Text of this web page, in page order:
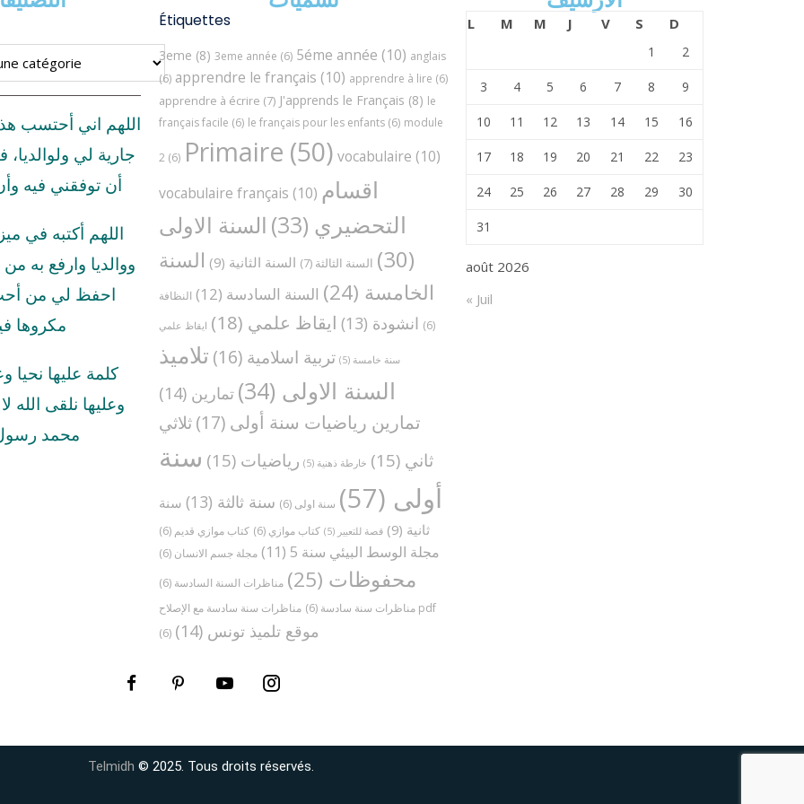
اللهم اني أحتسب
جارية لي
أن توفقني فيه
اللهم أكتبه في
ووالديا وارفع به من
احفظ لي من
مكروها
كلمة عليها نحيا
وعليها نلقى الله
محمد
Étiquettes
3eme (8) 3eme année (6) 5éme année (10) anglais
(6) apprendre le français (10) apprendre à lire (6)
apprendre à écrire (7) J'apprends le Français (8) le
français facile (6) le français pour les enfants (6) module
2 (6) Primaire (50) vocabulaire (10)
vocabulaire français (10) اقسام
التحضيري (33)
السنة الاولى
(30)
السنة الثالثة (7) السنة الثانية (9)
السنة
الخامسة (24) السنة السادسة (12)
النظافة
(6)
انشودة (13) ايقاظ علمي (18) ايقاظ علمي
سنة خامسة (5) تربية اسلامية (16)
تلاميذ
السنة الاولى (34) تمارين (14)
تمارين رياضيات سنة أولى (17)
ثلاثي
ثاني (15) خارطة ذهنية (5) رياضيات (15)
سنة
أولى (57) سنة اولى (6) سنة ثالثة (13)
سنة
ثانية (9) قصة للتعبير (5) كتاب موازي (6) كتاب موازي قديم (6)
مجلة الوسط البيئي سنة 5 (11) مجلة جسم الانسان (6)
محفوظات (25) مناظرات السنة السادسة (6)
مناظرات سنة سادسة (6)
مناظرات سنة سادسة مع الإصلاح pdf
(6)
موقع تلميذ تونس (14)
août 2026
L M M J V S D
1 2
3 4 5 6 7 8 9
10 11 12 13 14 15 16
17 18 19 20 21 22 23
24 25 26 27 28 29 30
31
« Juil
Telmidh © 2025. Tous droits réservés.